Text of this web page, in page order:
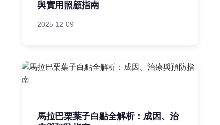
與實用照顧指南
2025-12-09
馬拉巴栗葉子白點全解析：成因、治